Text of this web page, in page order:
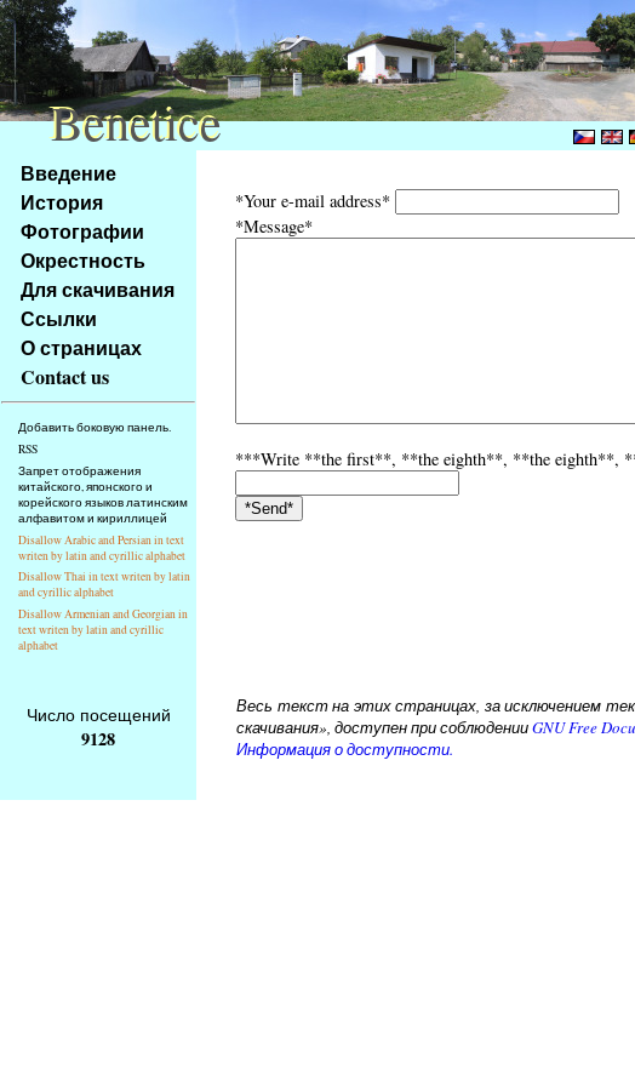
Na
obsah
stránky
Klávesové
zkratky
tomto
webu
základní
strana
Введение
История
Фотографии
Окрестность
Для скачивания
Ссылки
О страницах
Contact us
Добавить боковую панель.
RSS
Запрет отображения
китайского, японского и
корейского языков латинским
алфавитом и кириллицей
Disallow Arabic and Persian in text
writen by latin and cyrillic alphabet
Disallow Thai in text writen by latin
and cyrillic alphabet
Disallow Armenian and Georgian in
text writen by latin and cyrillic
alphabet
*Your e-mail address*
*Message*
***Write **the first**, **the eighth**, **the eighth**,
Число посещений
9128
Весь текст на этих страницах, за исключением
скачивания», доступен при соблюденииGNU Free
Информация о доступности.
Benetice
Benetice